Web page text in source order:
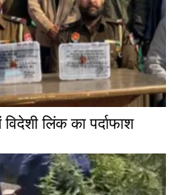
लिंक का पर्दाफाश